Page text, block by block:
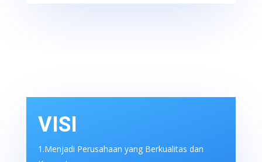
VISI
1.Menjadi Perusahaan yang Berkualitas dan